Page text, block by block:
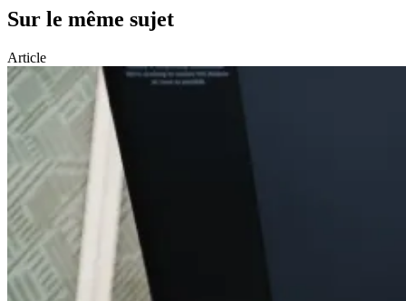
Sur le même sujet
Article